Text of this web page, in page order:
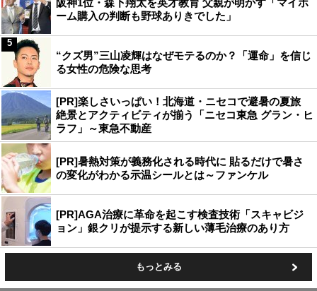
阪神1位・森下翔太を英才教育 父親が明かす「マイホ
ーム購入の判断も野球ありきでした」
“クズ男”三山凌輝はなぜモテるのか？「運命」を信じ
る女性の危険な思考
5
[PR]楽しさいっぱい！北海道・ニセコで避暑の夏旅
絶景とアクティビティが揃う「ニセコ東急 グラン・ヒ
ラフ」～東急不動産
[PR]暑熱対策が義務化される時代に 貼るだけで暑さ
の変化がわかる示温シールとは～ファンケル
[PR]AGA治療に革命を起こす検査技術「スキャビジ
ョン」銀クリが提示する新しい薄毛治療のあり方
もっとみる